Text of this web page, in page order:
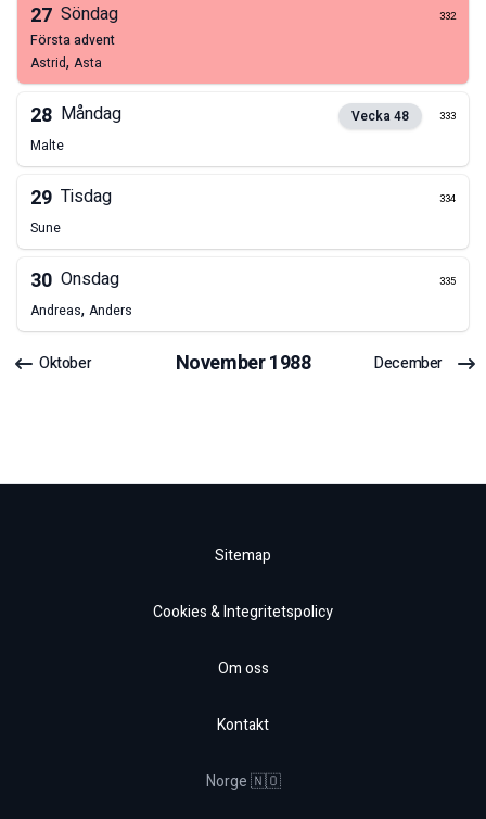
27 Söndag 332
första advent
Astrid, Asta
28 Måndag Vecka48 333
Malte
29 Tisdag 334
Sune
30 Onsdag 335
Andreas, Anders
Oktober November1988 December
Sitemap
Cookies & Integritetspolicy
Om oss
Kontakt
Norge 🇳🇴